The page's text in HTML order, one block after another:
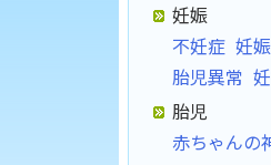
妊娠
不妊症 妊
胎児異常
胎児
赤ちゃんの